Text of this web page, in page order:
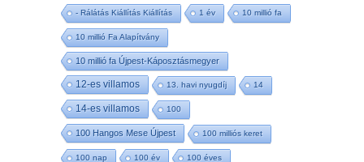
- Rálátás Kiállítás Kiállítás 1 év 10 millió fa
10 millió Fa Alapítvány
10 millió fa Újpest-Káposztásmegyer
12-es villamos 13. havi nyugdíj 14
14-es villamos 100
100 Hangos Mese Újpest 100 milliós keret
100 nap 100 év 100 éves